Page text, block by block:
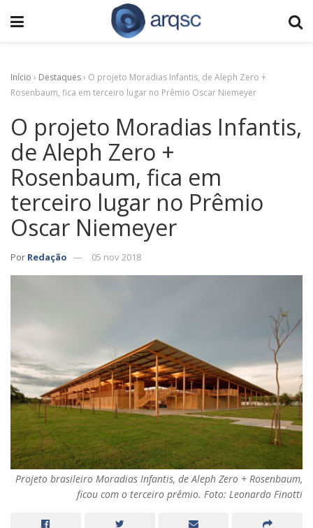
Início › Destaques› O projeto Moradias Infantis, de Aleph Zero +
Rosenbaum, fica em terceiro lugar no Prêmio Oscar Niemeyer
O projeto Moradias Infantis,
de Aleph Zero +
Rosenbaum, fica em
terceiro lugar no Prêmio
Oscar Niemeyer
Por Redação 05 nov 2018
Projeto brasileiro Moradias Infantis, de Aleph Zero + Rosenbaum,
ficou com o terceiro prêmio. Foto: Leonardo Finotti